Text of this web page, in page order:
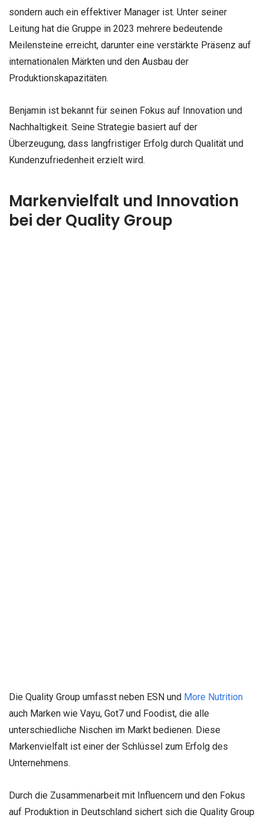
sondern auch ein effektiver Manager ist. Unter seiner
Leitung hat die Gruppe in 2023 mehrere bedeutende
Meilensteine erreicht, darunter eine verstärkte Präsenz auf
internationalen Märkten und den Ausbau der
Produktionskapazitäten.
Benjamin ist bekannt für seinen Fokus auf Innovation und
Nachhaltigkeit. Seine Strategie basiert auf der
Überzeugung, dass langfristiger Erfolg durch Qualität und
Kundenzufriedenheit erzielt wird.
Markenvielfalt und Innovation
bei der Quality Group
Die Quality Group umfasst neben ESN und More Nutrition
auch Marken wie Vayu, Got7 und Foodist, die alle
unterschiedliche Nischen im Markt bedienen. Diese
Markenvielfalt ist einer der Schlüssel zum Erfolg des
Unternehmens.
Durch die Zusammenarbeit mit Influencern und den Fokus
auf Produktion in Deutschland sichert sich die Quality Group